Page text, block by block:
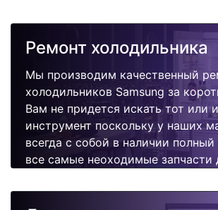
Ремонт холодильника
Мы производим качественный
холодильников Samsung за
Вам не придется искать тот или
инструмент поскольку у наших
всегда с собой в наличии полный
все самые неоходимые запчасти
качественно и недорого.